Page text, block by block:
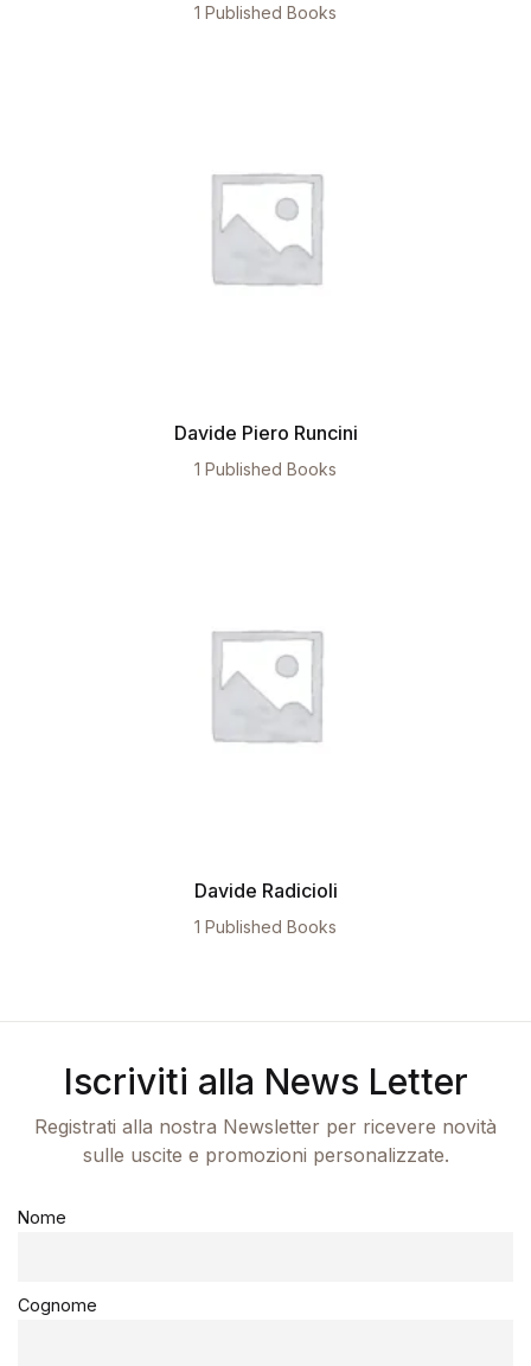
1 Published Books
Davide Piero Runcini
1 Published Books
Davide Radicioli
1 Published Books
Iscriviti alla News Letter
Registrati alla nostra Newsletter per ricevere novità
sulle uscite e promozioni personalizzate.
Nome
Cognome